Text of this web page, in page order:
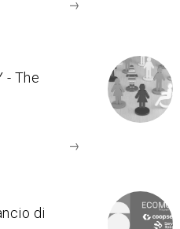
- The
di